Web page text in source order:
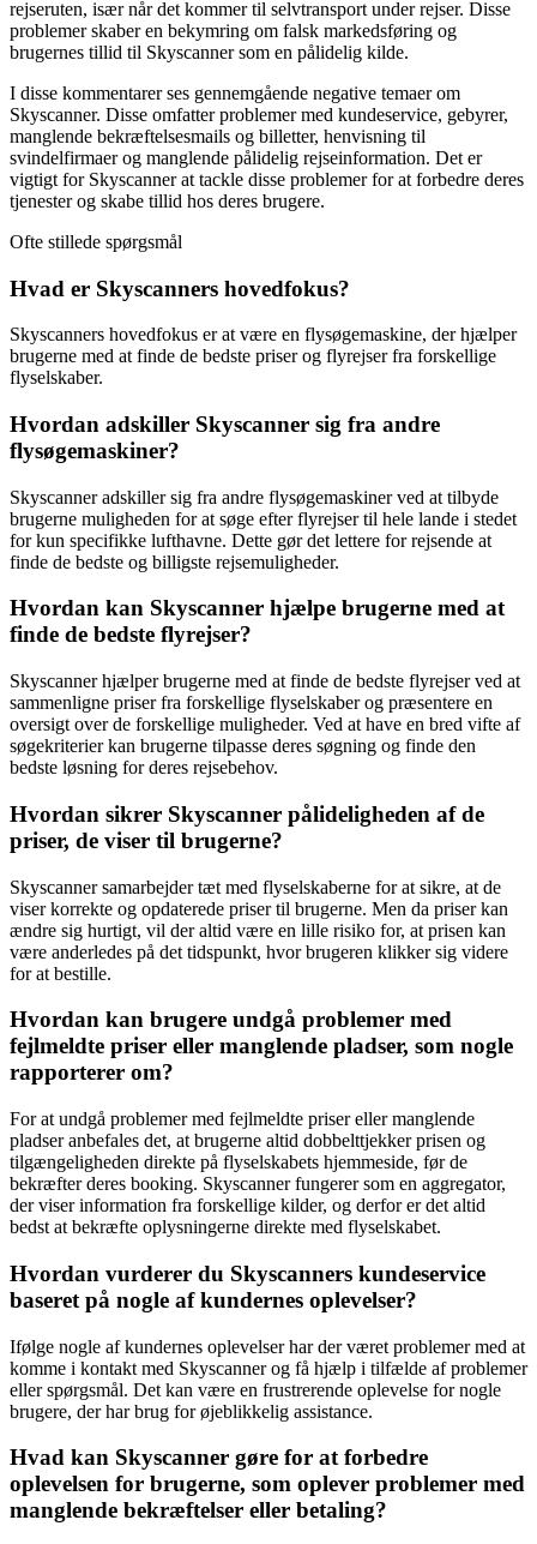
rejseruten, især når det kommer til selvtransport under rejser. Disse
problemer skaber en bekymring om falsk markedsføring og
brugernes tillid til Skyscanner som en pålidelig kilde.
I disse kommentarer ses gennemgående negative temaer om
Skyscanner. Disse omfatter problemer med kundeservice, gebyrer,
manglende bekræftelsesmails og billetter, henvisning til
svindelfirmaer og manglende pålidelig rejseinformation. Det er
vigtigt for Skyscanner at tackle disse problemer for at forbedre deres
tjenester og skabe tillid hos deres brugere.
Ofte stillede spørgsmål
Hvad er Skyscanners hovedfokus?
Skyscanners hovedfokus er at være en flysøgemaskine, der hjælper
brugerne med at finde de bedste priser og flyrejser fra forskellige
flyselskaber.
Hvordan adskiller Skyscanner sig fra andre
flysøgemaskiner?
Skyscanner adskiller sig fra andre flysøgemaskiner ved at tilbyde
brugerne muligheden for at søge efter flyrejser til hele lande i stedet
for kun specifikke lufthavne. Dette gør det lettere for rejsende at
finde de bedste og billigste rejsemuligheder.
Hvordan kan Skyscanner hjælpe brugerne med at
finde de bedste flyrejser?
Skyscanner hjælper brugerne med at finde de bedste flyrejser ved at
sammenligne priser fra forskellige flyselskaber og præsentere en
oversigt over de forskellige muligheder. Ved at have en bred vifte af
søgekriterier kan brugerne tilpasse deres søgning og finde den
bedste løsning for deres rejsebehov.
Hvordan sikrer Skyscanner pålideligheden af de
priser, de viser til brugerne?
Skyscanner samarbejder tæt med flyselskaberne for at sikre, at de
viser korrekte og opdaterede priser til brugerne. Men da priser kan
ændre sig hurtigt, vil der altid være en lille risiko for, at prisen kan
være anderledes på det tidspunkt, hvor brugeren klikker sig videre
for at bestille.
Hvordan kan brugere undgå problemer med
fejlmeldte priser eller manglende pladser, som nogle
rapporterer om?
For at undgå problemer med fejlmeldte priser eller manglende
pladser anbefales det, at brugerne altid dobbelttjekker prisen og
tilgængeligheden direkte på flyselskabets hjemmeside, før de
bekræfter deres booking. Skyscanner fungerer som en aggregator,
der viser information fra forskellige kilder, og derfor er det altid
bedst at bekræfte oplysningerne direkte med flyselskabet.
Hvordan vurderer du Skyscanners kundeservice
baseret på nogle af kundernes oplevelser?
Ifølge nogle af kundernes oplevelser har der været problemer med at
komme i kontakt med Skyscanner og få hjælp i tilfælde af problemer
eller spørgsmål. Det kan være en frustrerende oplevelse for nogle
brugere, der har brug for øjeblikkelig assistance.
Hvad kan Skyscanner gøre for at forbedre
oplevelsen for brugerne, som oplever problemer med
manglende bekræftelser eller betaling?